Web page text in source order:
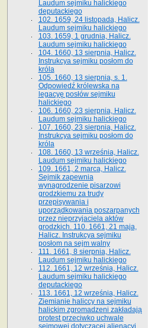
Laudum sejmiku halickiego
deputackiego
102. 1659, 24 listopada, Halicz.
Laudum sejmiku halickiego
103. 1659, 1 grudnia, Halicz.
Laudum sejmiku halickiego
104. 1660, 13 sierpnia, Halicz.
Instrukcya sejmiku posłom do
króla
105. 1660, 13 sierpnia, s. 1.
Odpowiedź królewska na
legacyę posłów sejmiku
halickiego
106. 1660, 23 sierpnia, Halicz.
Laudum sejmiku halickiego
107. 1660, 23 sierpnia, Halicz.
Instrukcya sejmiku posłom do
króla
108. 1660, 13 września, Halicz.
Laudum sejmiku halickiego
109. 1661, 2 marca, Halicz.
Sejmik zapewnia
wynagrodzenie pisarzowi
grodzkiemu za trudy
przepisywania i
uporządkowania poszarpanych
przez nieprzyjaciela aktów
grodzkich. 110. 1661, 21 maja,
Halicz. Instrukcya sejmiku
posłom na sejm walny
111. 1661, 8 sierpnia, Halicz.
Laudum sejmiku halickiego
112. 1661, 12 września, Halicz.
Laudum sejmiku halickiego
deputackiego
113. 1661, 12 września, Halicz.
Ziemianie haliccy na sejmiku
halickim zgromadzeni zakładają
protest przeciwko uchwale
sejmowej dotyczącej alienacyi